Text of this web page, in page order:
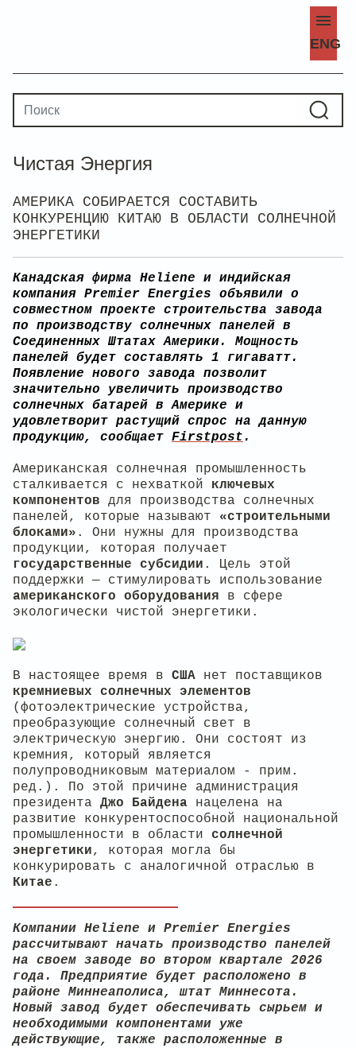
ENG
Чистая Энергия
АМЕРИКА СОБИРАЕТСЯ СОСТАВИТЬ
КОНКУРЕНЦИЮ КИТАЮ В ОБЛАСТИ СОЛНЕЧНОЙ
ЭНЕРГЕТИКИ
Канадская фирма Heliene и индийская
компания Premier Energies объявили о
совместном проекте строительства завода
по производству солнечных панелей в
Соединенных Штатах Америки. Мощность
панелей будет составлять 1 гигаватт.
Появление нового завода позволит
значительно увеличить производство
солнечных батарей в Америке и
удовлетворит растущий спрос на данную
продукцию, сообщает Firstpost .
Американская солнечная промышленность
сталкивается с нехваткой ключевых
компонентов для производства солнечных
панелей, которые называют «строительными
блоками» . Они нужны для производства
продукции, которая получает
государственные субсидии . Цель этой
поддержки — стимулировать использование
американского оборудования в сфере
экологически чистой энергетики.
В настоящее время в США нет поставщиков
кремниевых солнечных элементов
(фотоэлектрические устройства,
преобразующие солнечный свет в
электрическую энергию. Они состоят из
кремния, который является
полупроводниковым материалом - прим.
ред.). По этой причине администрация
президента Джо Байдена нацелена на
развитие конкурентоспособной национальной
промышленности в области солнечной
энергетики, которая могла бы
конкурировать с аналогичной отраслью в
Китае .
Компании Heliene и Premier Energies
рассчитывают начать производство панелей
на своем заводе во втором квартале 2026
года. Предприятие будет расположено в
районе Миннеаполиса, штат Миннесота.
Новый завод будет обеспечивать сырьем и
необходимыми компонентами уже
действующие, также расположенные в